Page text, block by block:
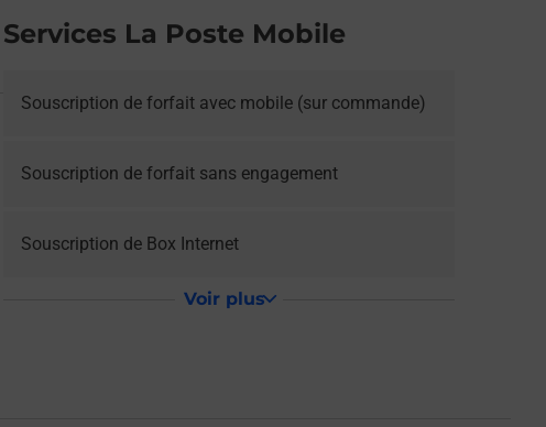
Services La Poste Mobile
Souscription de forfait avec mobile (sur commande)
Souscription de forfait sans engagement
Souscription de Box Internet
Voir plus